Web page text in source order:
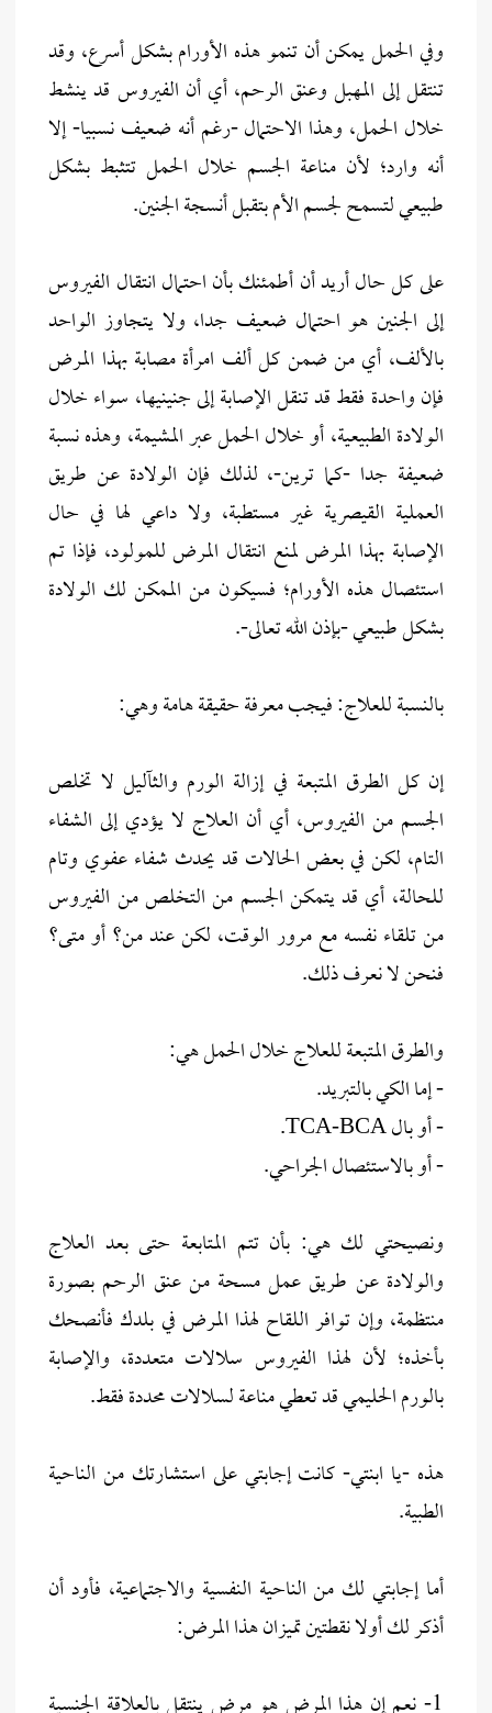
وفي الحمل يمكن أن تنمو هذه الأورام بشكل أسرع، وقد
تنتقل إلى المهبل وعنق الرحم، أي أن الفيروس قد ينشط
خلال الحمل، وهذا الاحتمال -رغم أنه ضعيف نسبيا- إلا
أنه وارد؛ لأن مناعة الجسم خلال الحمل تتثبط بشكل
طبيعي لتسمح لجسم الأم بتقبل أنسجة الجنين.
على كل حال أريد أن أطمئنك بأن احتمال انتقال الفيروس
إلى الجنين هو احتمال ضعيف جدا، ولا يتجاوز الواحد
بالألف، أي من ضمن كل ألف امرأة مصابة بهذا المرض
فإن واحدة فقط قد تنقل الإصابة إلى جنينيها، سواء خلال
الولادة الطبيعية، أو خلال الحمل عبر المشيمة، وهذه نسبة
ضعيفة جدا -كما ترين-، لذلك فإن الولادة عن طريق
العملية القيصرية غير مستطبة، ولا داعي لها في حال
الإصابة بهذا المرض لمنع انتقال المرض للمولود، فإذا تم
استئصال هذه الأورام؛ فسيكون من الممكن لك الولادة
بشكل طبيعي -بإذن الله تعالى-.
بالنسبة للعلاج: فيجب معرفة حقيقة هامة وهي:
إن كل الطرق المتبعة في إزالة الورم والثآليل لا تخلص
الجسم من الفيروس، أي أن العلاج لا يؤدي إلى الشفاء
التام، لكن في بعض الحالات قد يحدث شفاء عفوي وتام
للحالة، أي قد يتمكن الجسم من التخلص من الفيروس
من تلقاء نفسه مع مرور الوقت، لكن عند من؟ أو متى؟
فنحن لا نعرف ذلك.
والطرق المتبعة للعلاج خلال الحمل هي:
- إما الكي بالتبريد.
- أو بال TCA-BCA.
- أو بالاستئصال الجراحي.
ونصيحتي لك هي: بأن تتم المتابعة حتى بعد العلاج
والولادة عن طريق عمل مسحة من عنق الرحم بصورة
منتظمة، وإن توافر اللقاح لهذا المرض في بلدك فأنصحك
بأخذه؛ لأن لهذا الفيروس سلالات متعددة، والإصابة
بالورم الحليمي قد تعطي مناعة لسلالات محددة فقط.
هذه -يا ابنتي- كانت إجابتي على استشارتك من الناحية
الطبية.
أما إجابتي لك من الناحية النفسية والاجتماعية، فأود أن
أذكر لك أولا نقطتين تميزان هذا المرض: